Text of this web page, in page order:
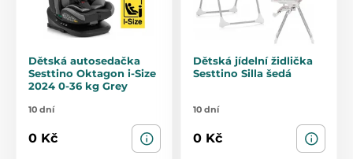
Dětská autosedačka
Sesttino Oktagon i-Size
2024 0-36 kg Grey
10 dní
0 Kč
Dětská jídelní židlička
Sesttino Silla šedá
10 dní
0 Kč